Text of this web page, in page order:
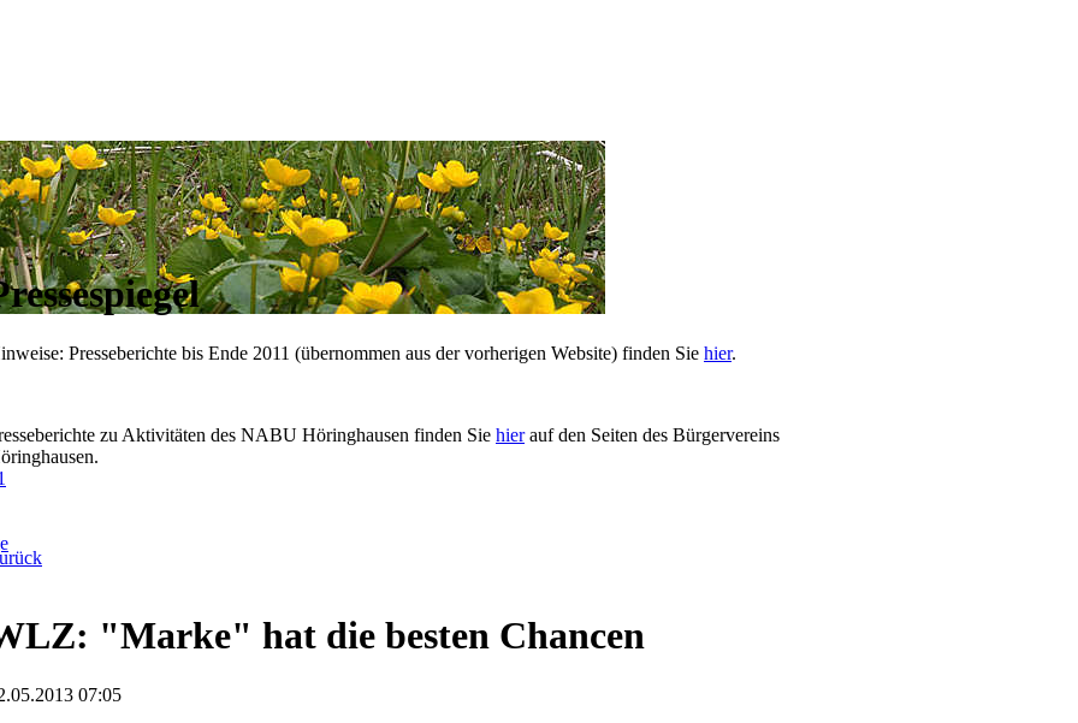
Presseberichte bis Ende 2011 (übernommen aus der vorherigen Website) finden Sie hier.
zu Aktivitäten des NABU Höringhausen finden Sie hierauf den Seiten des Bürgervereins
"Marke" hat die besten Chancen
07:05